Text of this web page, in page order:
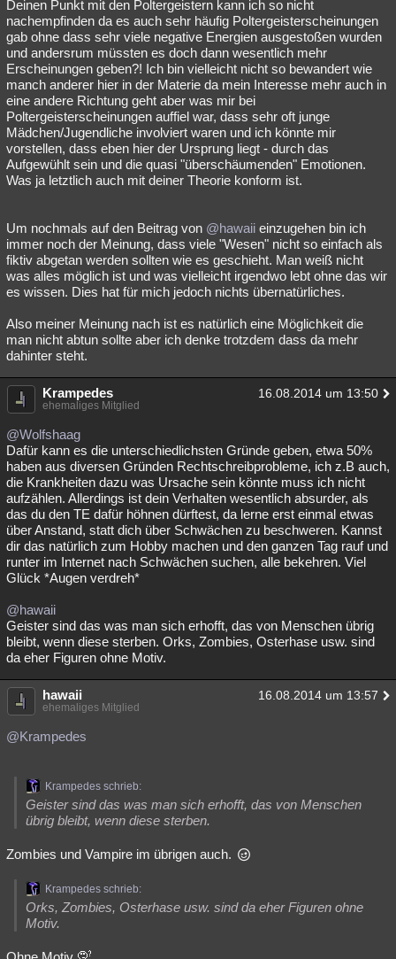
Deinen Punkt mit den Poltergeistern kann ich so nicht
nachempfinden da es auch sehr häufig Poltergeisterscheinungen
gab ohne dass sehr viele negative Energien ausgestoßen wurden
und andersrum müssten es doch dann wesentlich mehr
Erscheinungen geben?! Ich bin vielleicht nicht so bewandert wie
manch anderer hier in der Materie da mein Interesse mehr auch in
eine andere Richtung geht aber was mir bei
Poltergeisterscheinungen auffiel war, dass sehr oft junge
Mädchen/Jugendliche involviert waren und ich könnte mir
vorstellen, dass eben hier der Ursprung liegt - durch das
Aufgewühlt sein und die quasi "überschäumenden" Emotionen.
Was ja letztlich auch mit deiner Theorie konform ist.
Um nochmals auf den Beitrag von @hawaii einzugehen bin ich
immer noch der Meinung, dass viele "Wesen" nicht so einfach als
fiktiv abgetan werden sollten wie es geschieht. Man weiß nicht
was alles möglich ist und was vielleicht irgendwo lebt ohne das wir
es wissen. Dies hat für mich jedoch nichts übernatürliches.
Also meiner Meinung nach ist es natürlich eine Möglichkeit die
man nicht abtun sollte aber ich denke trotzdem dass da mehr
dahinter steht.
Krampedes 16.08.2014 um 13:50
ehemaliges Mitglied
@Wolfshaag
Dafür kann es die unterschiedlichsten Gründe geben, etwa 50%
haben aus diversen Gründen Rechtschreibprobleme, ich z.B auch,
die Krankheiten dazu was Ursache sein könnte muss ich nicht
aufzählen. Allerdings ist dein Verhalten wesentlich absurder, als
das du den TE dafür höhnen dürftest, da lerne erst einmal etwas
über Anstand, statt dich über Schwächen zu beschweren. Kannst
dir das natürlich zum Hobby machen und den ganzen Tag rauf und
runter im Internet nach Schwächen suchen, alle bekehren. Viel
Glück *Augen verdreh*
@hawaii
Geister sind das was man sich erhofft, das von Menschen übrig
bleibt, wenn diese sterben. Orks, Zombies, Osterhase usw. sind
da eher Figuren ohne Motiv.
hawaii 16.08.2014 um 13:57
ehemaliges Mitglied
@Krampedes
Krampedes schrieb:
Geister sind das was man sich erhofft, das von Menschen
übrig bleibt, wenn diese sterben.
Zombies und Vampire im übrigen auch.
Krampedes schrieb:
Orks, Zombies, Osterhase usw. sind da eher Figuren ohne
Motiv.